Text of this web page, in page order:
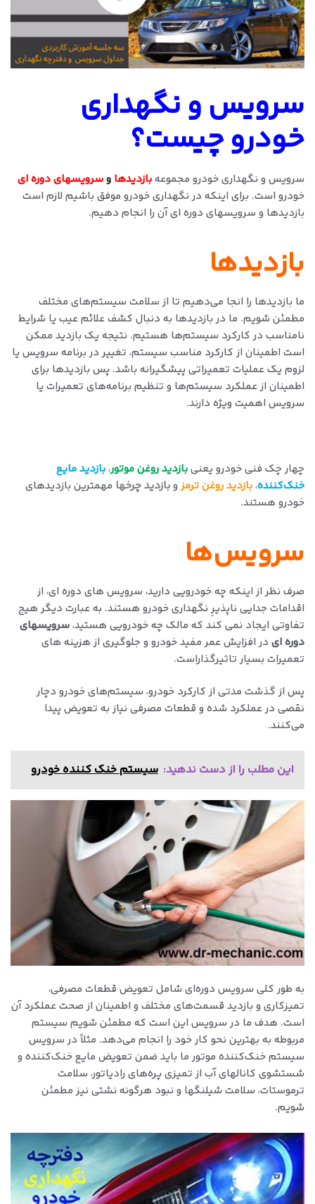
سرویس و نگهداری
خودرو چیست؟
سرویس و نگهداری خودرو مجموعهبازدیدها وسرویسهایدوره ای
خودرو است. برای اینکه در نگهداری خودرو موفق باشیم لازم است
بازدیدها و سرویسهای دوره ای آن را انجام دهیم.
بازدیدها
ما بازدیدها را انجا می‌دهیم تا از سلامت سیستم‌های مختلف
مطمئن شویم. ما در بازدیدها به دنبال کشف علائم عیب یا شرایط
نامناسب در کارکرد سیستم‌ها هستیم. نتیجه یک بازدید ممکن
است اطمینان از کارکرد مناسب سیستم، تغییر در برنامه سرویس یا
لزوم یک عملیات تعمیراتی پیشگیرانه باشد. پس بازدیدها برای
اطمینان از عملکرد سیستم‌ها و تنظیم برنامه‌های تعمیرات یا
سرویس اهمیت ویژه دارند.
چهار چک فنی خودرو یعنیبازدید روغن موتور،بازدید مایع
خنک‌کننده،بازدید روغن ترمزوبازدید چرخها مهمترین بازدیدهای
خودرو هستند.
سرویس‌ها
صرف نظر از اینکه چه خودرویی دارید، سرویس های دوره ای، از
اقدامات جدایی ناپذیرِ نگهداری خودرو هستند. به عبارت دیگر هیج
تفاوتی ایجاد نمی کند که مالک چه خودرویی هستید،سرویسهای
دوره ای در افزایش عمر مفید خودرو و جلوگیری از هزینه های
تعمیرات بسیار تاثیرگذاراست.
پس از گذشت مدتی از کارکرد خودرو، سیستم‌های خودرو دچار
نقصی در عملکرد شده و قطعات مصرفی نیاز به تعویض پیدا
می‌کنند.
این مطلب را از دست ندهید: سیستم خنک کننده خودرو
به طور کلی سرویس دوره‌ای شامل تعویض قطعات مصرفی،
تمیزکاری و بازدید قسمت‌های مختلف و اطمینان از صحت عملکرد آن
است. هدف ما در سرویس این است که مطمئن شویم سیستم
مربوطه به بهترین نحو کار خود را انجام ‌می‌دهد. مثلاً در سرویس
سیستم خنک‌کننده موتور ما باید ضمن تعویض مایع خنک‌کننده و
شستشوی کانالهای آب از تمیزی پره‌های رادیاتور، سلامت
ترموستات، سلامت شیلنگها و نبود هرگونه نشتی نیز مطمئن
شویم.